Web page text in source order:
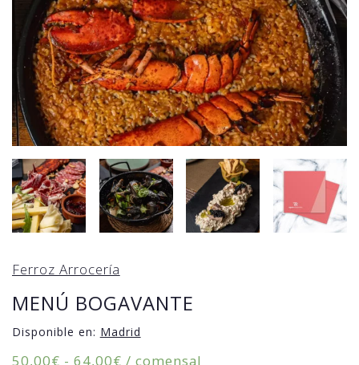
Ferroz Arrocería
MENÚ BOGAVANTE
Disponible en: Madrid
50,00€ - 64,00€Rango
/ comensal